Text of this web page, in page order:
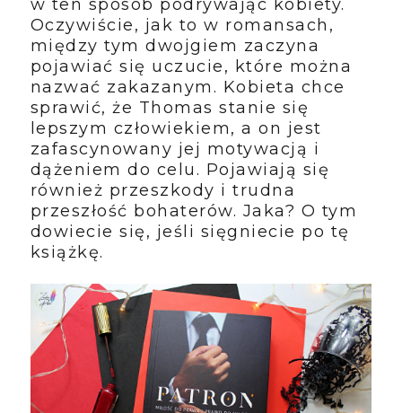
w ten sposób podrywając kobiety.
Oczywiście, jak to w romansach,
między tym dwojgiem zaczyna
pojawiać się uczucie, które można
nazwać zakazanym. Kobieta chce
sprawić, że Thomas stanie się
lepszym człowiekiem, a on jest
zafascynowany jej motywacją i
dążeniem do celu. Pojawiają się
również przeszkody i trudna
przeszłość bohaterów. Jaka? O tym
dowiecie się, jeśli sięgniecie po tę
książkę.